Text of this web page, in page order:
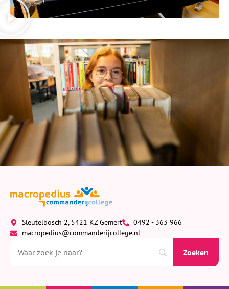
Sleutelbosch 2, 5421 KZ Gemert
0492 - 363 966
macropedius@commanderijcollege.nl